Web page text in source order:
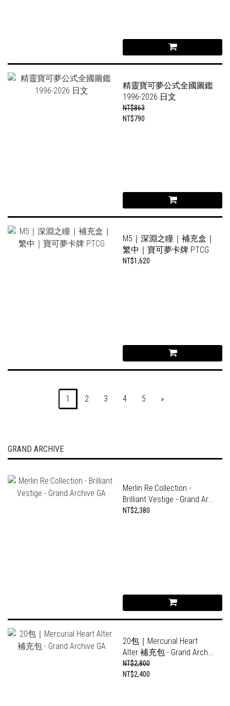
精靈寶可夢公式全國圖鑑
1996-2026 日文
NT$863
NT$790
M5｜深淵之瞳｜補充盒｜
繁中｜寶可夢卡牌 PTCG
NT$1,620
1 2 3 4 5 »
GRAND ARCHIVE
Merlin Re:Collection -
Brilliant Vestige - Grand Ar...
NT$2,380
20包｜Mercurial Heart
Alter 補充包 - Grand Arch...
NT$2,800
NT$2,400